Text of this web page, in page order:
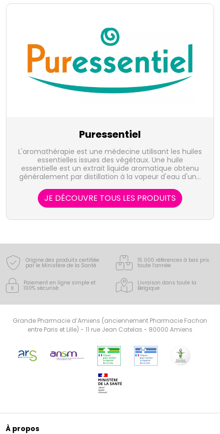
Puressentiel
L'aromathérapie est une médecine utilisant les huiles
essentielles issues des végétaux. Une huile
essentielle est un extrait liquide aromatique obtenu
généralement par distillation à la vapeur d'eau d'une
représente la quintessence de la plante, sous forme
de concentré, riche d'une très grande variété de
substances actives. Le laboratoire Puressentiel
propose 41 huiles essentielles, 100% pures et
bien-être au quotidien pour toute la famille.
JE DÉCOUVRE TOUS LES PRODUITS
Origine des produits certifiée
par le Ministère de la Santé
15 000 références à bas prix
toute l’année
Paiement en ligne simple et
100% sécurisé
Livraison dans toute la
Belgique
Grande Pharmacie d’Amiens (anciennement Pharmacie Fachon
entre Paris et Lille) - 11 rue Jean Catelas - 80000 Amiens
À propos